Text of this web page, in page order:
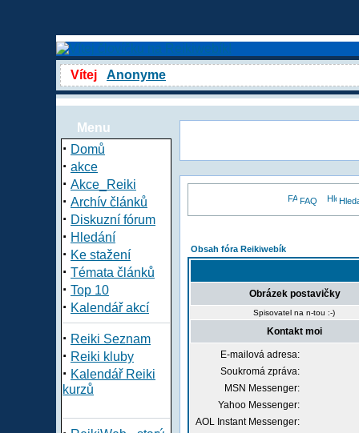
Vítej Anonyme
Menu
· Domů
· akce
· Akce_Reiki
· Archív článků
· Diskuzní fórum
· Hledání
· Ke stažení
· Témata článků
· Top 10
· Kalendář akcí
· Reiki Seznam
· Reiki kluby
· Kalendář Reiki
kurzů
FAQ
Obsah fóra Reikiwebík
Obrázek postavičky
Spisovatel na n-tou :-)
Kontakt moi
E-mailová adresa:
Soukromá zpráva:
MSN Messenger:
Yahoo Messenger:
AOL Instant Messenger: